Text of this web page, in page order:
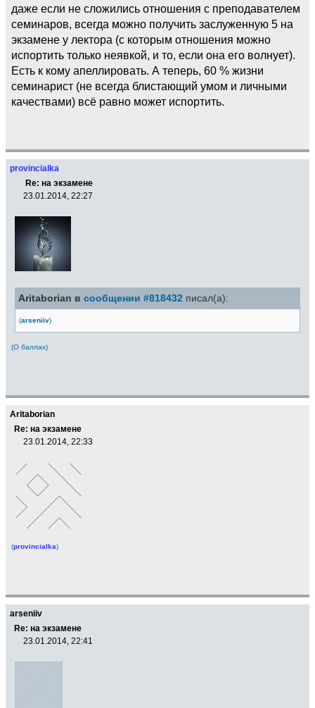
даже если не сложились отношения с преподавателем
семинаров, всегда можно получить заслуженную 5 на
экзамене у лектора (с которым отношения можно
испортить только неявкой, и то, если она его волнует).
Есть к кому апеллировать. А теперь, 60 % жизни
семинарист (не всегда блистающий умом и личными
качествами) всё равно может испортить.
provincialka
Re: на экзамене
23.01.2014, 22:27
Aritaborian в сообщении #818432 писал(а):
(arseniiv)
(О баллах)
Aritaborian
Re: на экзамене
23.01.2014, 22:33
(provincialka)
arseniiv
Re: на экзамене
23.01.2014, 22:41